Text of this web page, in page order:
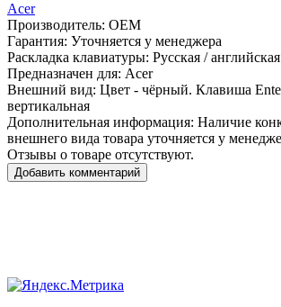
Acer
Производитель: OEM
Гарантия: Уточняется у менеджера
Раскладка клавиатуры: Русская / английская
Предназначен для: Acer
Внешний вид: Цвет - чёрный. Клавиша
вертикальная
Дополнительная информация: Наличие
внешнего вида товара уточняется у
Отзывы о товаре отсутствуют.
Добавить комментарий